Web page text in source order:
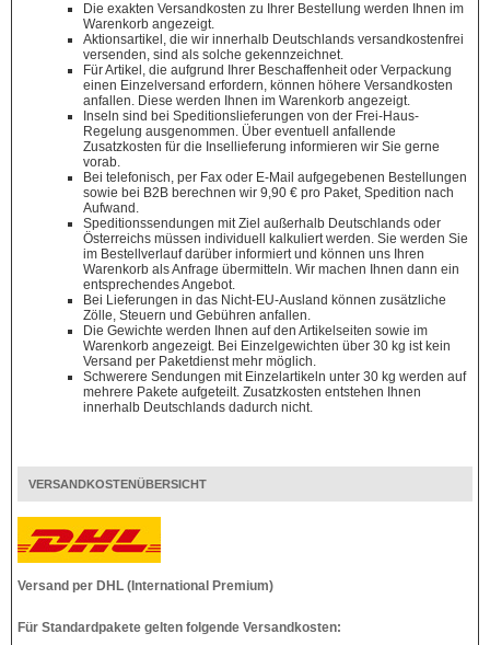
Die exakten Versandkosten zu Ihrer Bestellung werden Ihnen im
Warenkorb angezeigt.
Aktionsartikel, die wir innerhalb Deutschlands versandkostenfrei
versenden, sind als solche gekennzeichnet.
Für Artikel, die aufgrund Ihrer Beschaffenheit oder Verpackung
einen Einzelversand erfordern, können höhere Versandkosten
anfallen. Diese werden Ihnen im Warenkorb angezeigt.
Inseln sind bei Speditionslieferungen von der Frei-Haus-
Regelung ausgenommen. Über eventuell anfallende
Zusatzkosten für die Insellieferung informieren wir Sie gerne
vorab.
Bei telefonisch, per Fax oder E-Mail aufgegebenen Bestellungen
sowie bei B2B berechnen wir 9,90 € pro Paket, Spedition nach
Aufwand.
Speditionssendungen mit Ziel außerhalb Deutschlands oder
Österreichs müssen individuell kalkuliert werden. Sie werden Sie
im Bestellverlauf darüber informiert und können uns Ihren
Warenkorb als Anfrage übermitteln. Wir machen Ihnen dann ein
entsprechendes Angebot.
Bei Lieferungen in das Nicht-EU-Ausland können zusätzliche
Zölle, Steuern und Gebühren anfallen.
Die Gewichte werden Ihnen auf den Artikelseiten sowie im
Warenkorb angezeigt. Bei Einzelgewichten über 30 kg ist kein
Versand per Paketdienst mehr möglich.
Schwerere Sendungen mit Einzelartikeln unter 30 kg werden auf
mehrere Pakete aufgeteilt. Zusatzkosten entstehen Ihnen
innerhalb Deutschlands dadurch nicht.
VERSANDKOSTENÜBERSICHT
Versand per DHL (International Premium)
Für Standardpakete gelten folgende Versandkosten: